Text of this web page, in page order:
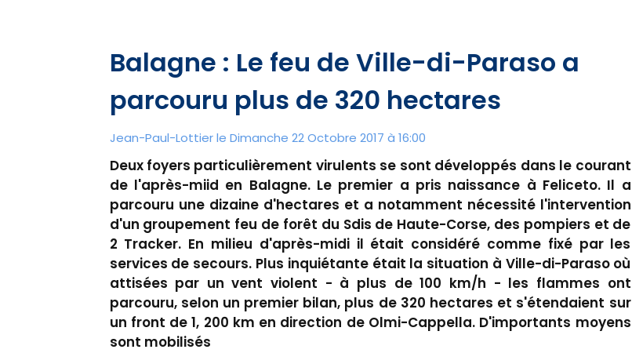
Balagne : Le feu de Ville-di-Paraso a
parcouru plus de 320 hectares
Jean-Paul-Lottier le Dimanche 22 Octobre 2017 à 16:00
Deux foyers particulièrement virulents se sont développés dans le courant
de l'après-miid en Balagne. Le premier a pris naissance à Feliceto. Il a
parcouru une dizaine d'hectares et a notamment nécessité l'intervention
d'un groupement feu de forêt du Sdis de Haute-Corse, des pompiers et de
2 Tracker. En milieu d'après-midi il était considéré comme fixé par les
services de secours. Plus inquiétante était la situation à Ville-di-Paraso où
attisées par un vent violent - à plus de 100 km/h - les flammes ont
parcouru, selon un premier bilan, plus de 320 hectares et s'étendaient sur
un front de 1, 200 km en direction de Olmi-Cappella. D'importants moyens
sont mobilisés